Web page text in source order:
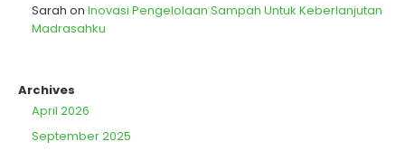
Sarah on Inovasi Pengelolaan Sampah Untuk Keberlanjutan
Madrasahku
Archives
April 2026
September 2025